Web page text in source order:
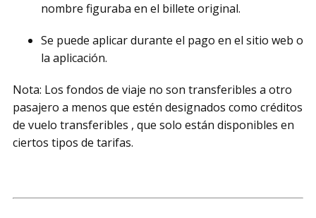
nombre figuraba en el billete original.
Se puede aplicar durante el pago en el sitio web o
la aplicación.
Nota: Los fondos de viaje no son transferibles a otro
pasajero a menos que estén designados como créditos
de vuelo transferibles , que solo están disponibles en
ciertos tipos de tarifas.